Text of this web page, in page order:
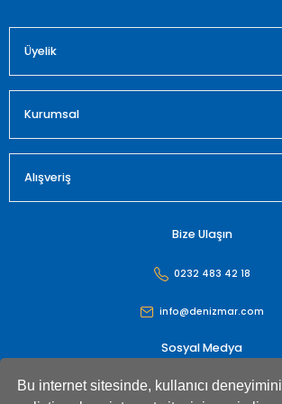
Bu internet sitesinde, kullanıcı deneyimini
Üyelik
Kurumsal
Alışveriş
Bize Ulaşın
0232 483 42 18
info@denizmar.com
Sosyal Medya